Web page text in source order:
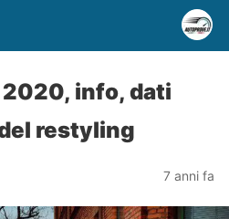
2020, info, dati
restyling
7 anni fa